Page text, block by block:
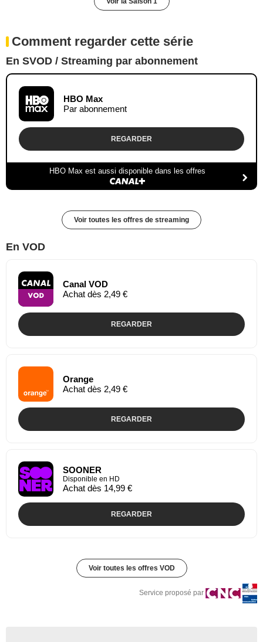
Comment regarder cette série
En SVOD / Streaming par abonnement
HBO Max
Par abonnement
REGARDER
HBO Max est aussi disponible dans les offres
Voir toutes les offres de streaming
En VOD
Canal VOD
Achat dès 2,49 €
REGARDER
Orange
Achat dès 2,49 €
REGARDER
SOONER
Disponible en HD
Achat dès 14,99 €
REGARDER
Voir toutes les offres VOD
Service proposé par